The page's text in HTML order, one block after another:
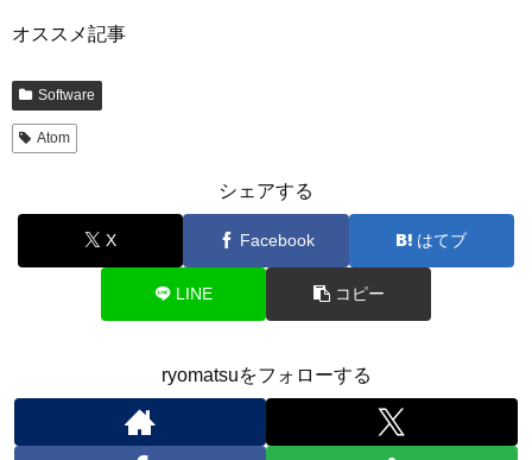
オススメ記事
Software
Atom
シェアする
X Facebook はてブ
LINE コピー
ryomatsuをフォローする